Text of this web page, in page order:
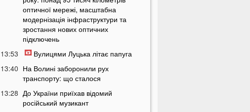
оптичної мережі, масштабна
модернізація інфраструктури та
зростання нових оптичних
підключень
13:53
Вулицями Луцька літає папуга
13:40 На Волині заборонили рух
транспорту: що сталося
13:28 До України приїхав відомий
російський музикант